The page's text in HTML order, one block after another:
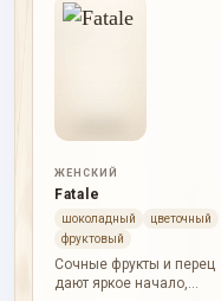
ЖЕНСКИЙ
Fatale
шоколадный
цветочный
фруктовый
Сочные фрукты и перец
дают яркое начало,